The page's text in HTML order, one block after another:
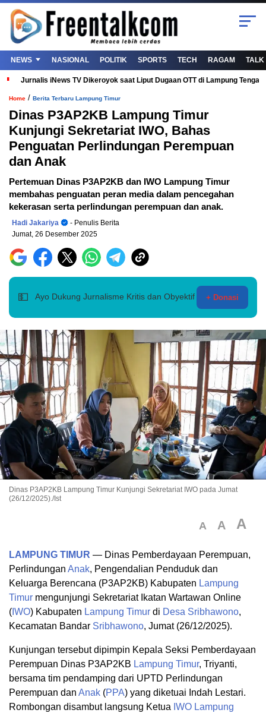
NEWS NASIONAL POLITIK SPORTS TECH RAGAM TALK
Jurnalis iNews TV Dikeroyok saat Liput Dugaan OTT di Lampung
Home / Berita Terbaru Lampung Timur
Dinas P3AP2KB Lampung Timur
Kunjungi Sekretariat IWO, Bahas
Penguatan Perlindungan Perempuan
dan Anak
Pertemuan Dinas P3AP2KB dan IWO Lampung Timur
membahas penguatan peran media dalam pencegahan
kekerasan serta perlindungan perempuan dan anak.
Hadi Jakariya
- Penulis Berita
Jumat, 26 Desember 2025
💵 Ayo Dukung Jurnalisme Kritis dan Obyektif + Donasi
Dinas P3AP2KB Lampung Timur Kunjungi Sekretariat IWO pada Jumat
(26/12/2025)./Ist
A A A
LAMPUNG TIMUR — Dinas Pemberdayaan Perempuan,
Perlindungan Anak, Pengendalian Penduduk dan
Keluarga Berencana (P3AP2KB) Kabupaten Lampung
Timur mengunjungi Sekretariat Ikatan Wartawan Online
( IWO) Kabupaten Lampung Timur di Desa Sribhawono,
Kecamatan Bandar Sribhawono, Jumat (26/12/2025).
Kunjungan tersebut dipimpin Kepala Seksi Pemberdayaan
Perempuan Dinas P3AP2KB Lampung Timur, Triyanti,
bersama tim pendamping dari UPTD Perlindungan
Perempuan dan Anak (PPA) yang diketuai Indah Lestari.
Rombongan disambut langsung Ketua IWO Lampung